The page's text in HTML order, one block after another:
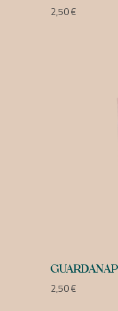
2,50€
2,50€